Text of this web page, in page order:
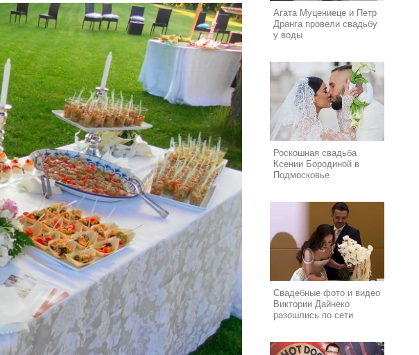
Агата Муцениеце и Петр
Дранга провели свадьбу
у воды
Роскошная свадьба
Ксении Бородиной в
Подмосковье
Свадебные фото и видео
Виктории Дайнеко
разошлись по сети